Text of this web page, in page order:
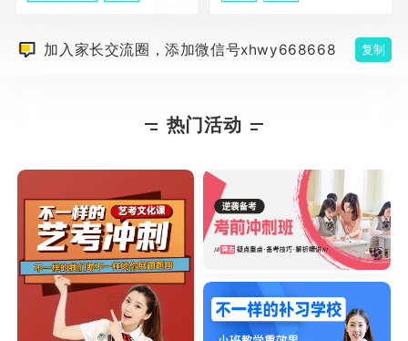
加入家长交流圈，添加微信号xhwy668668 复制
热门活动